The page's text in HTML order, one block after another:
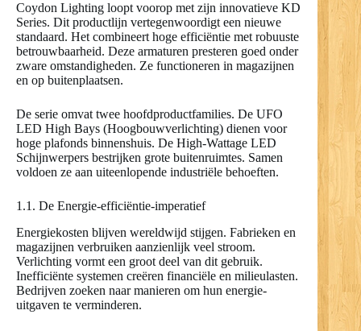
Coydon Lighting loopt voorop met zijn innovatieve KD
Series. Dit productlijn vertegenwoordigt een nieuwe
standaard. Het combineert hoge efficiëntie met robuuste
betrouwbaarheid. Deze armaturen presteren goed onder
zware omstandigheden. Ze functioneren in magazijnen
en op buitenplaatsen.
De serie omvat twee hoofdproductfamilies. De UFO
LED High Bays (Hoogbouwverlichting) dienen voor
hoge plafonds binnenshuis. De High-Wattage LED
Schijnwerpers bestrijken grote buitenruimtes. Samen
voldoen ze aan uiteenlopende industriële behoeften.
1.1. De Energie-efficiëntie-imperatief
Energiekosten blijven wereldwijd stijgen. Fabrieken en
magazijnen verbruiken aanzienlijk veel stroom.
Verlichting vormt een groot deel van dit gebruik.
Inefficiënte systemen creëren financiële en milieulasten.
Bedrijven zoeken naar manieren om hun energie-
uitgaven te verminderen.